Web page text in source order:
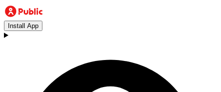
Install App